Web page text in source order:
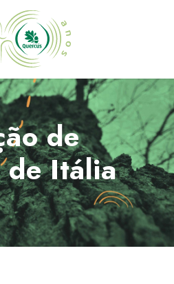
de
de Itália